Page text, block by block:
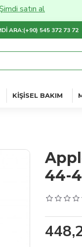
al
ARA:(+90) 545 372 73 72
KIŞISEL BAKIM
44-